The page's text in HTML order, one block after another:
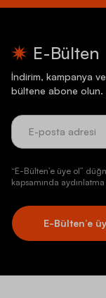
E-Bülten
İndirim, kampanya
bültene abone olun.
“E-Bülten’e üye ol”
kapsamında
E-Bülten’e